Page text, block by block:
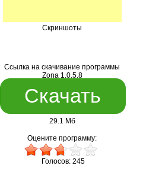
Скриншоты
Ссылка на скачивание программы
Zona 1.0.5.8
Скачать
29.1 Мб
Оцените программу:
Голосов: 245